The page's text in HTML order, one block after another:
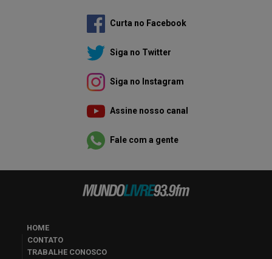
Curta no Facebook
Siga no Twitter
Siga no Instagram
Assine nosso canal
Fale com a gente
HOME
CONTATO
TRABALHE CONOSCO